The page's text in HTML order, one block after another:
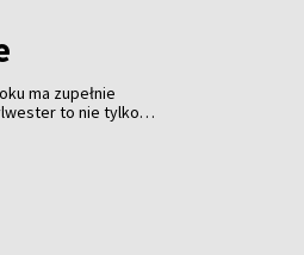
ma zupełnie
to nie tylko
ale przede